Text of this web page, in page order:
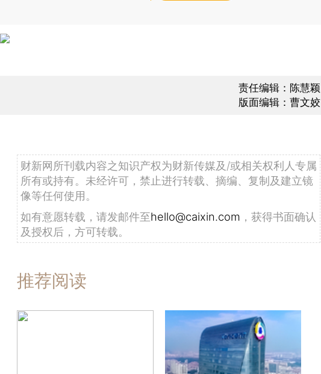
责任编辑：陈慧颖
版面编辑：曹文姣
财新网所刊载内容之知识产权为财新传媒及/或相关权利人专属
所有或持有。未经许可，禁止进行转载、摘编、复制及建立镜
像等任何使用。
如有意愿转载，请发邮件至hello@caixin.com ，获得书面确认
及授权后，方可转载。
推荐阅读